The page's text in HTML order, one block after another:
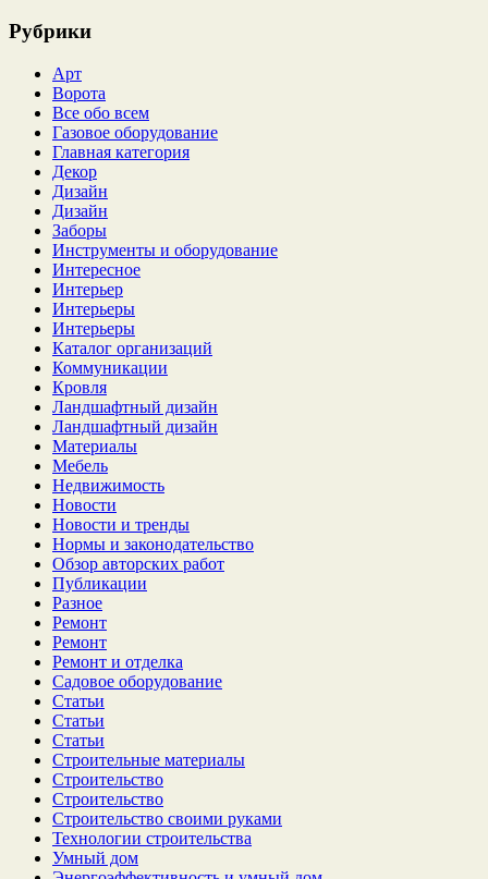
Рубрики
Арт
Ворота
Все обо всем
Газовое оборудование
Главная категория
Декор
Дизайн
Дизайн
Заборы
Инструменты и оборудование
Интересное
Интерьер
Интерьеры
Интерьеры
Каталог организаций
Коммуникации
Кровля
Ландшафтный дизайн
Ландшафтный дизайн
Материалы
Мебель
Недвижимость
Новости
Новости и тренды
Нормы и законодательство
Обзор авторских работ
Публикации
Разное
Ремонт
Ремонт
Ремонт и отделка
Садовое оборудование
Статьи
Статьи
Статьи
Строительные материалы
Строительство
Строительство
Строительство своими руками
Технологии строительства
Умный дом